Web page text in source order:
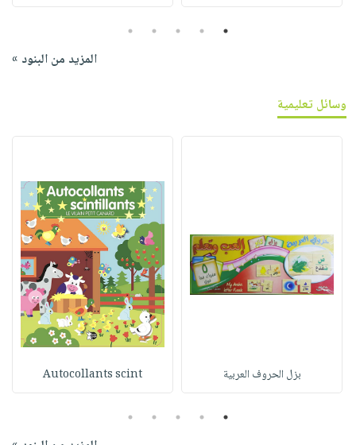
1
2
3
4
5
المزيد من البنود »
وسائل تعليمية
بزل الحروف العربية Autocollants scint
1
2
3
4
5